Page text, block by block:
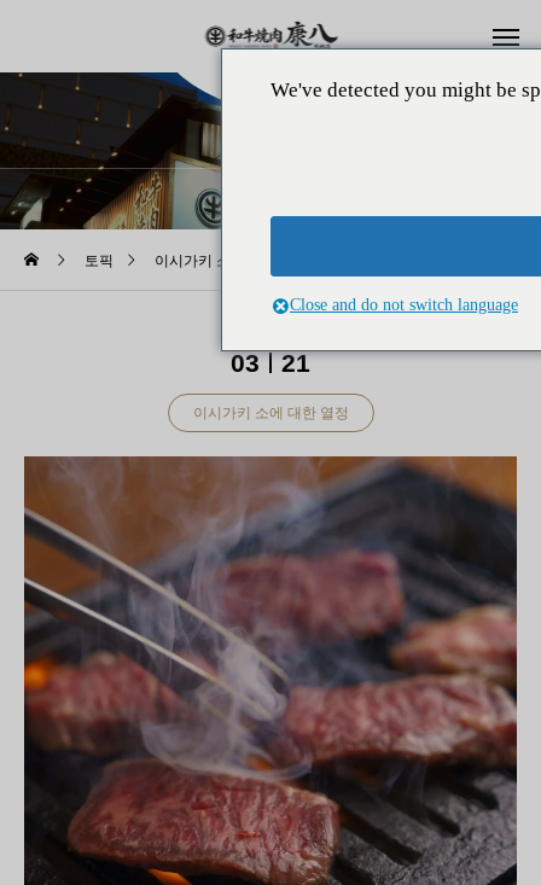
토픽 이시가키 소에 대한 열정
03 21
이시가키 소에 대한 열정
We've detected you might be
Close and do not switch language